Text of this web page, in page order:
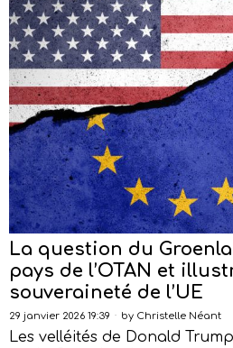
La question du
pays de l’OTAN et
souveraineté de l’UE
29 janvier 2026 19:39 by Christelle Néant
Les velléités de Donald